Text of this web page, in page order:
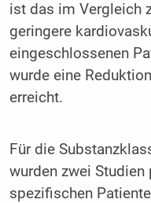
ist das im Vergleich
geringere
eingeschlossenen
wurde eine
erreicht.
Für die
wurden zwei
spezifischen